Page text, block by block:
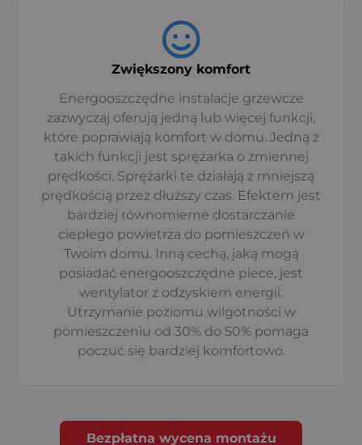
Zwiększony komfort
Energooszczędne instalacje grzewcze
zazwyczaj oferują jedną lub więcej funkcji,
które poprawiają komfort w domu. Jedną z
takich funkcji jest sprężarka o zmiennej
prędkości. Sprężarki te działają z mniejszą
prędkością przez dłuższy czas. Efektem jest
bardziej równomierne dostarczanie
ciepłego powietrza do pomieszczeń w
Twoim domu. Inną cechą, jaką mogą
posiadać energooszczędne piece, jest
wentylator z odzyskiem energii.
Utrzymanie poziomu wilgotności w
pomieszczeniu od 30% do 50% pomaga
poczuć się bardziej komfortowo.
Bezpłatna wycena montażu